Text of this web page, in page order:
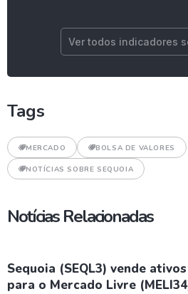
Ver todos indicadores
Tags
MERCADO BOLSA DE VALORES
NOTÍCIAS SOBRE SEQUOIA
Notícias Relacionadas
Sequoia (SEQL3) vende
para o Mercado Livre